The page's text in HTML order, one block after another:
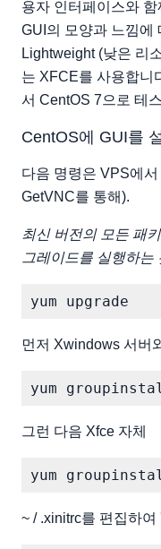
용자 인터페이스와
GUI의 모양과 느낌에
Lightweight (낮은 리
는 XFCE를 사용합니
서 CentOS 7으로 테
CentOS에 GUI를
다음 명령은 VPS에
GetVNC를 통해).
최신 버전의 모든 패
그레이드를 실행하는
먼저 Xwindows 서버
그런 다음 Xfce 자체
~ / .xinitrc를 편집하